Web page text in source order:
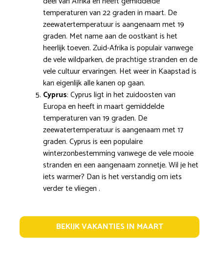
temperaturen van 22 graden in maart. De
zeewatertemperatuur is aangenaam met 19
graden. Met name aan de oostkant is het
heerlijk toeven. Zuid-Afrika is populair vanwege
de vele wildparken, de prachtige stranden en de
vele cultuur ervaringen. Het weer in Kaapstad is
kan eigenlijk alle kanen op gaan.
Cyprus: Cyprus ligt in het zuidoosten van
Europa en heeft in maart gemiddelde
temperaturen van 19 graden. De
zeewatertemperatuur is aangenaam met 17
graden. Cyprus is een populaire
winterzonbestemming vanwege de vele mooie
stranden en een aangenaam zonnetje. Wil je het
iets warmer? Dan is het verstandig om iets
verder te vliegen .
BEKIJK VAKANTIES IN MAART